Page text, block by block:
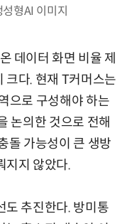
형AI 이미지
데이터 화면 비율 제
크다. 현재 T커머스는
으로 구성해야 하는
논의한 것으로 전해
돌 가능성이 큰 생방
지지 않았다.
도 추진한다. 방미통